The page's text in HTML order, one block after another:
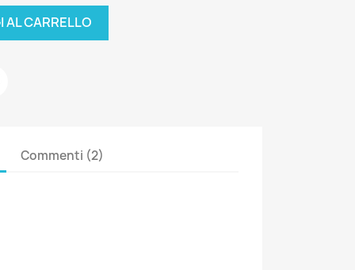
AL CARRELLO
Commenti (2)